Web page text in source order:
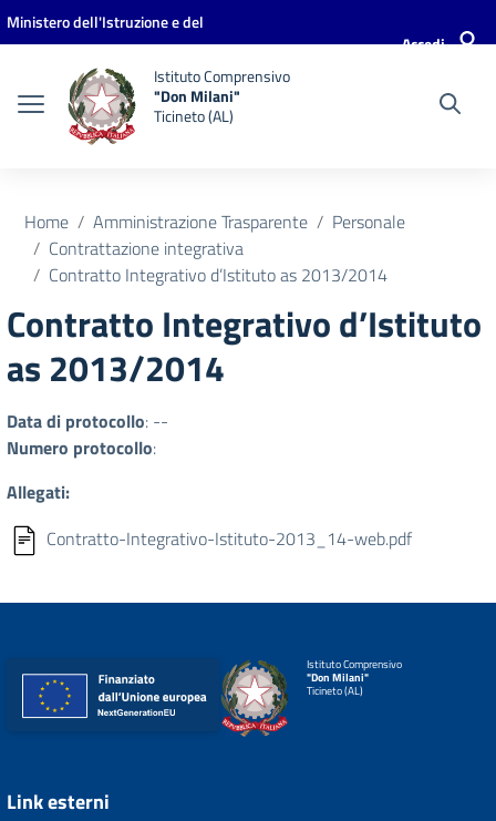
Vai ai contenuti
Vai al menu di navigazione
Vai al footer
Ministero dell'Istruzione e del
Accedi
Istituto Comprensivo
"Don Milani"
Ticineto (AL)
Home Amministrazione Trasparente
Personale
Contrattazione integrativa
Contratto Integrativo d’Istituto as 2013/2014
Contratto Integrativo d’Istituto
as 2013/2014
Data di protocollo: --
Numero protocollo:
Allegati:
Contratto-Integrativo-Istituto-2013_14-web.pdf
Istituto Comprensivo
"Don Milani"
Ticineto (AL)
Link esterni